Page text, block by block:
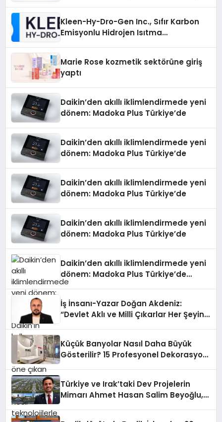
Kleen-Hy-Dro-Gen Inc., Sıfır Karbon
Emisyonlu Hidrojen Isıtma
Marie Rose kozmetik sektörüne giriş
yaptı
Daikin’den akıllı iklimlendirmede yeni
dönem: Madoka Plus Türkiye’de
Daikin’den akıllı iklimlendirmede yeni
dönem: Madoka Plus Türkiye’de
Daikin’den akıllı iklimlendirmede yeni
dönem: Madoka Plus Türkiye’de
Daikin’den akıllı iklimlendirmede yeni
dönem: Madoka Plus Türkiye’de
Daikin’den akıllı iklimlendirmede yeni
dönem: Madoka Plus Türkiye’de
Daikin’in kullanıcı dostu tasarımıyla
teknolojilerle donatılmış son modeli
VRV kontrol ünitesi Madoka Plus
Türkiye’de satışa sunuldu. Tam
dokunmatik ekranı, mobil uygulama
desteği ve akıllı sensör entegrasyonu
sayesinde iklimlendirme sistemlerinin
yönetimini daha kolay, konforlu ve
verimli hale getiriyor. Enerji
verimliliğini artırırken modern yaşam
İş İnsanı-Yazar Doğan Akdeniz:
“Devlet Aklı ve Milli Çıkarlar Her Şeyin
Küçük Banyolar Nasıl Daha Büyük
Gösterilir? 15 Profesyonel Dekorasyon
Türkiye ve Irak’taki Dev Projelerin
Mimarı Ahmet Hasan Salim Beyoğlu,